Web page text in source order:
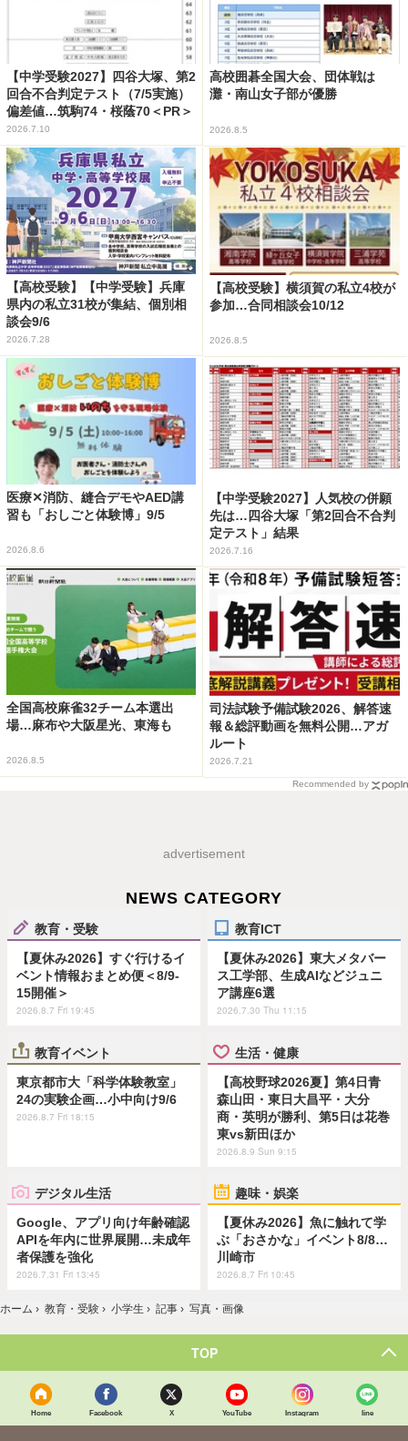
【中学受験2027】四谷大塚、第2
回合不合判定テスト（7/5実施）
偏差値…筑駒74・桜蔭70＜PR＞
2026.7.10
高校囲碁全国大会、団体戦は
灘・南山女子部が優勝
2026.8.5
【高校受験】【中学受験】兵庫
県内の私立31校が集結、個別相
談会9/6
2026.7.28
【高校受験】横須賀の私立4校が
参加…合同相談会10/12
2026.8.5
医療✕消防、縫合デモやAED講
習も「おしごと体験博」9/5
2026.8.6
【中学受験2027】人気校の併願
先は…四谷大塚「第2回合不合判
定テスト」結果
2026.7.16
全国高校麻雀32チーム本選出
場…麻布や大阪星光、東海も
2026.8.5
司法試験予備試験2026、解答速
報＆総評動画を無料公開…アガ
ルート
2026.7.21
Recommended by
advertisement
NEWS CATEGORY
教育・受験
【夏休み2026】すぐ行けるイ
ベント情報おまとめ便＜8/9-
15開催＞
2026.8.7 Fri 19:45
教育ICT
【夏休み2026】東大メタバー
ス工学部、生成AIなどジュニ
ア講座6選
2026.7.30 Thu 11:15
教育イベント
東京都市大「科学体験教室」
24の実験企画…小中向け9/6
2026.8.7 Fri 18:15
生活・健康
【高校野球2026夏】第4日青
森山田・東日大昌平・大分
商・英明が勝利、第5日は花巻
東vs新田ほか
2026.8.9 Sun 9:15
デジタル生活
Google、アプリ向け年齢確認
APIを年内に世界展開…未成年
者保護を強化
2026.7.31 Fri 13:45
趣味・娯楽
【夏休み2026】魚に触れて学
ぶ「おさかな」イベント8/8…
川崎市
2026.8.7 Fri 10:45
ホーム › 教育・受験 › 小学生 › 記事 › 写真・画像
TOP
Home Facebook X YouTube Instagram line